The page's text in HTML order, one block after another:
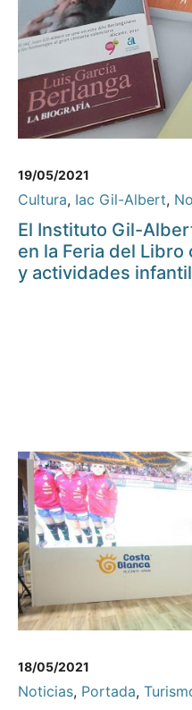
19/05/2021
Cultura, Iac Gil-Albert,
El Instituto Gil-
en la Feria del
y actividades
18/05/2021
Noticias, Portada,